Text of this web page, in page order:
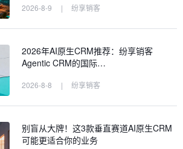
2026-8-9 | 纷享销客
2026年AI原生CRM推荐：纷享销客
Agentic CRM的国际…
2026-8-8 | 纷享销客
别盲从大牌！这3款垂直赛道AI原生CRM
可能更适合你的业务